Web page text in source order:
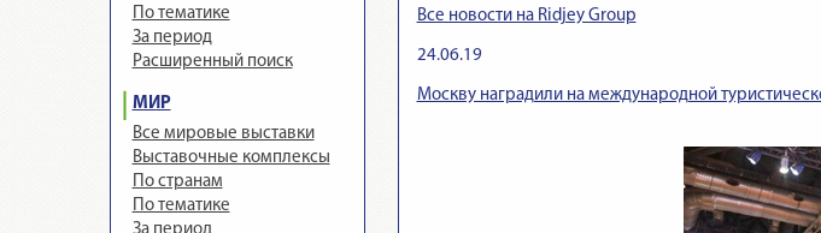
По тематике
За период
Расширенный поиск
МИР
Все мировые выставки
Выставочные комплексы
По странам
По тематике
Все новости на Ridjey Group
24.06.19
Москву наградили на международной